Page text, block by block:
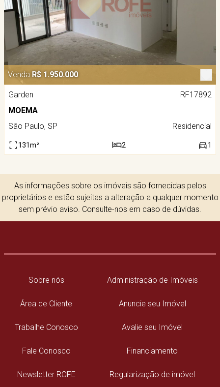
Venda R$ 1.950.000
Garden
RF17892
MOEMA
São Paulo, SP
Residencial
131m² 2 1
As informações sobre os imóveis são fornecidas pelos
proprietários e estão sujeitas a alteração a qualquer momento
sem prévio aviso. Consulte-nos em caso de dúvidas.
Sobre nós
Área de Cliente
Trabalhe Conosco
Fale Conosco
Newsletter ROFE
Administração de Imóveis
Anuncie seu Imóvel
Avalie seu Imóvel
Financiamento
Regularização de imóvel